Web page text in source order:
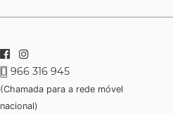
966 316 945
(Chamada para a rede móvel
nacional)